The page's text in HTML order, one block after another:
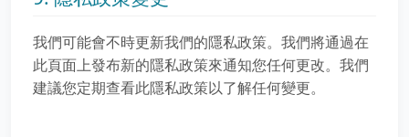
我們可能會不時更新我們的隱私政策。我們將通過在
此頁面上發布新的隱私政策來通知您任何更改。我們
建議您定期查看此隱私政策以了解任何變更。